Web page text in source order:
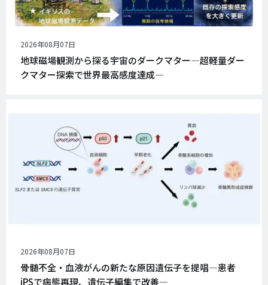
公
開
日
2026年08月07日
地球磁場観測から探る宇宙のダークマター―超軽量ダー
クマター探索で世界最高感度達成―
公
開
日
2026年08月07日
骨髄不全・血液がんの新たな原因遺伝子を提唱―患者
iPSで病態再現、遺伝子編集で改善―